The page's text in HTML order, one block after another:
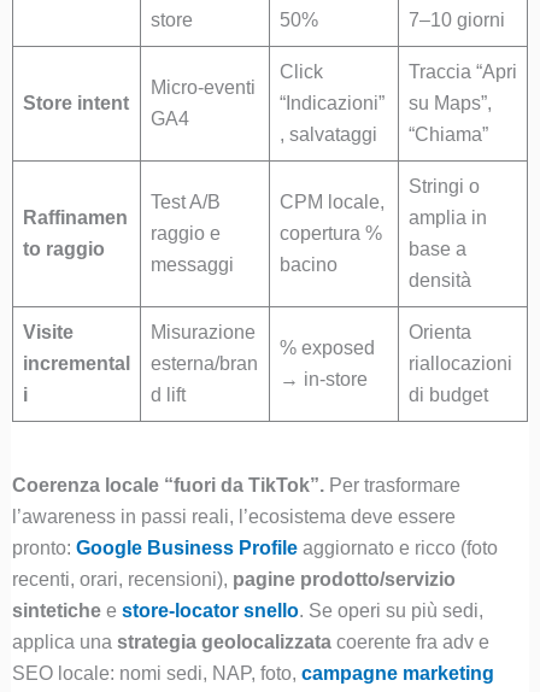
store
50%
7–10 giorni
Store intent
Micro-eventi
GA4
Click
“Indicazioni”
, salvataggi
Traccia “Apri
su Maps”,
“Chiama”
Raffinamen
to raggio
Test A/B
raggio e
messaggi
CPM locale,
copertura %
bacino
Stringi o
amplia in
base a
densità
Visite
incremental
i
Misurazione
esterna/bran
d lift
% exposed
→ in-store
Orienta
riallocazioni
di budget
Coerenza locale “fuori da TikTok”.Per trasformare
l’awareness in passi reali, l’ecosistema deve essere
pronto: Google Business Profileaggiornato e ricco (foto
recenti, orari, recensioni), pagine prodotto/servizio
sintetichee store-locator snello. Se operi su più sedi,
applica una strategia geolocalizzatacoerente fra adv e
SEO locale: nomi sedi, NAP, foto, campagne marketing